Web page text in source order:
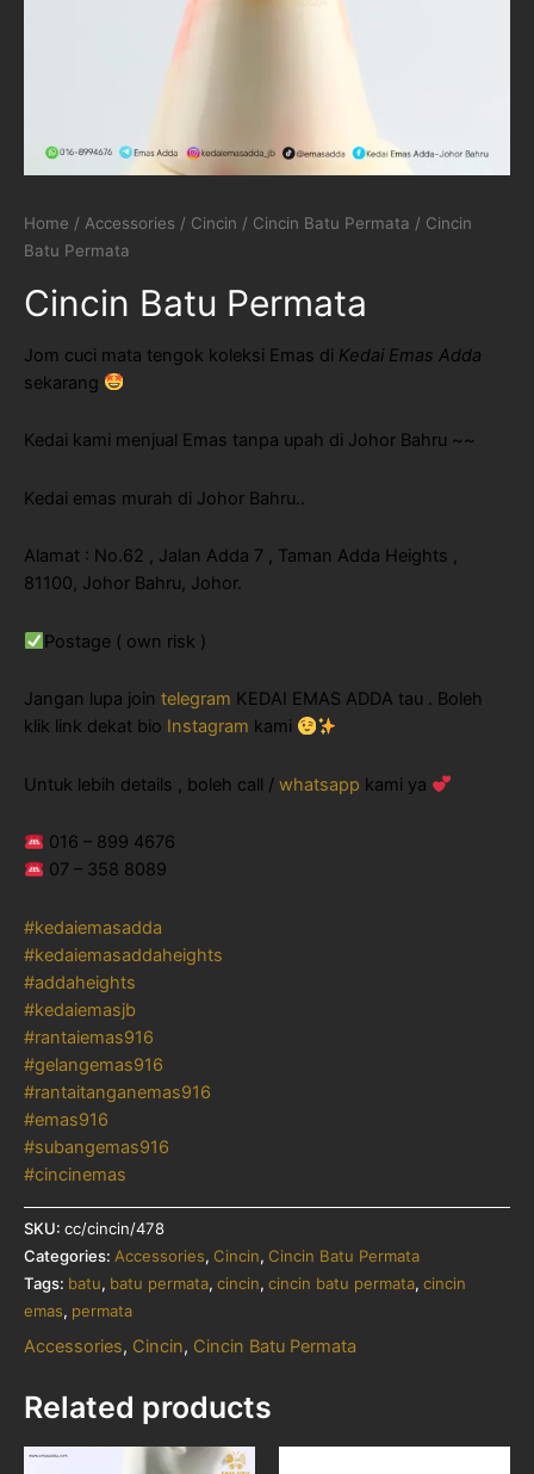
Home / Accessories / Cincin / Cincin Batu Permata / Cincin
Batu Permata
Cincin Batu Permata
Jom cuci mata tengok koleksi Emas di Kedai Emas Adda
sekarang
Kedai kami menjual Emas tanpa upah di Johor Bahru ~~
Kedai emas murah di Johor Bahru..
Alamat : No.62 , Jalan Adda 7 , Taman Adda Heights ,
81100, Johor Bahru, Johor.
Postage ( own risk )
Jangan lupa join telegram KEDAI EMAS ADDA tau . Boleh
klik link dekat bio Instagram kami
Untuk lebih details , boleh call / whatsapp kami ya
016 – 899 4676
07 – 358 8089
#kedaiemasadda
#kedaiemasaddaheights
#addaheights
#kedaiemasjb
#rantaiemas916
#gelangemas916
#rantaitanganemas916
#emas916
#subangemas916
#cincinemas
SKU: cc/cincin/478
Categories: Accessories, Cincin, Cincin Batu Permata
Tags: batu, batu permata, cincin, cincin batu permata, cincin
emas, permata
Accessories, Cincin, Cincin Batu Permata
Related products